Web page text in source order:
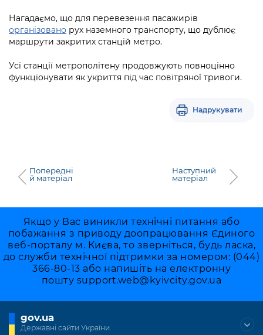
Нагадаємо, що для перевезення пасажирів
організовано рух наземного транспорту, що дублює
маршрути закритих станцій метро.
Усі станції метрополітену продовжують повноцінно
функціонувати як укриття під час повітряної тривоги.
Надрукувати
Попередні
й матеріал
Наступний
матеріал
Якщо у Вас виникли технічні питання або
побажання з приводу доопрацювання Єдиного
веб-порталу м. Києва, то зверніться, будь ласка,
до служби технічної підтримки за номером: (044)
366-80-13 або напишіть на електронну
пошту support.web@kyivcity.gov.ua
gov.ua
Державні сайти України